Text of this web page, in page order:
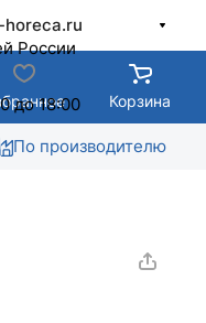
horeca.ru
России
до 18:00 Корзина
По производителю